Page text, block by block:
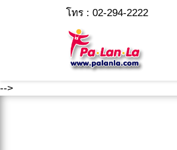
-->
โทร : 02-294-2222